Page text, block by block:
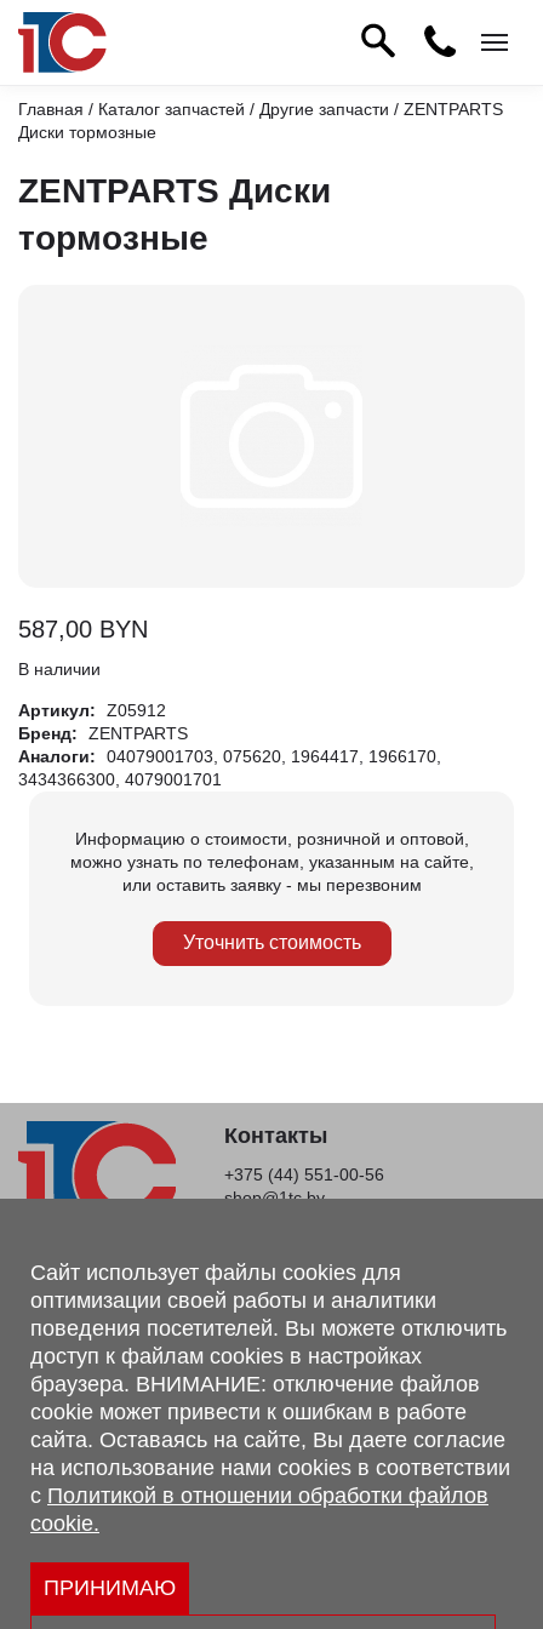
Главная / Каталог запчастей / Другие запчасти / ZENTPARTS
Диски тормозные
ZENTPARTS Диски
тормозные
587,00 BYN
В наличии
Артикул:
Z05912
Бренд:
ZENTPARTS
Аналоги:
04079001703, 075620, 1964417, 1966170,
3434366300, 4079001701
Информацию о стоимости, розничной и оптовой,
можно узнать по телефонам, указанным на сайте,
или оставить заявку - мы перезвоним
Уточнить стоимость
Контакты
+375 (44) 551-00-56
shop@1tc.by
Магазин, склад
г. Минск, Минский р-н, п. Привольный, ул. Мира, 20А,
223062
г. Брест, ул. Лейтенанта Рябцева, 108 В, 224701
Обращаем Ваше внимание, что вся предоставленная на сайте
информация, касающаяся комплектаций, технических
характеристик, цветовых сочетаний, а также стоимости и
сервисного обслуживания носит информационный характер и
не является публичной офертой, определяемой п.2 ст.407
Гражданского кодекса Республики Беларусь.
Политика обработки персональных данных
Политикой в отношении обработки файлов cookie.
Сайт использует файлы cookies для
оптимизации своей работы и аналитики
поведения посетителей. Вы можете отключить
доступ к файлам cookies в настройках
браузера. ВНИМАНИЕ: отключение файлов
cookie может привести к ошибкам в работе
сайта. Оставаясь на сайте, Вы даете согласие
на использование нами cookies в соответствии
с Политикой в отношении обработки файлов
cookie.
ПРИНИМАЮ